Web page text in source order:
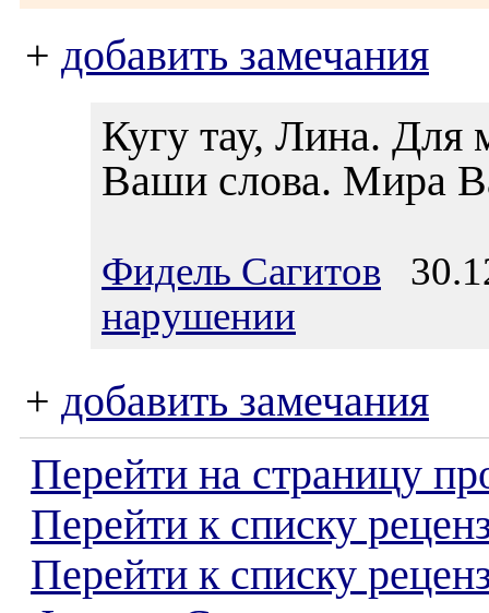
+ добавить замечания
Кугу тау, Лина. Для
Ваши слова. Мира
Фидель Сагитов
нарушении
+ добавить замечания
Перейти на страницу
Перейти к списку
Перейти к списку